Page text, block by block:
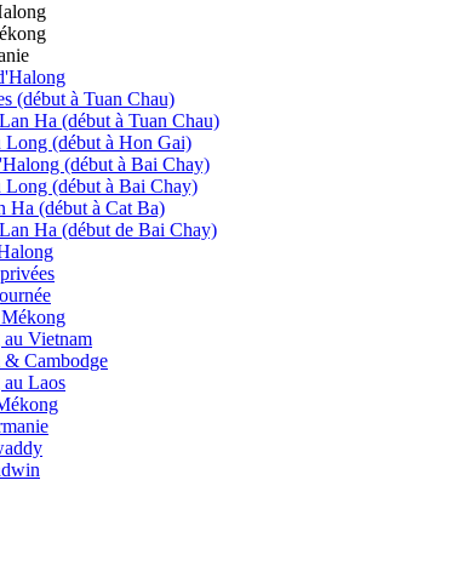
(début à Tuan Chau)
Ha (début à Tuan Chau)
Long (début à Hon Gai)
(début à Bai Chay)
Long (début à Bai Chay)
Ha (début à Cat Ba)
Ha (début de Bai Chay)
Vietnam
& Cambodge
Laos